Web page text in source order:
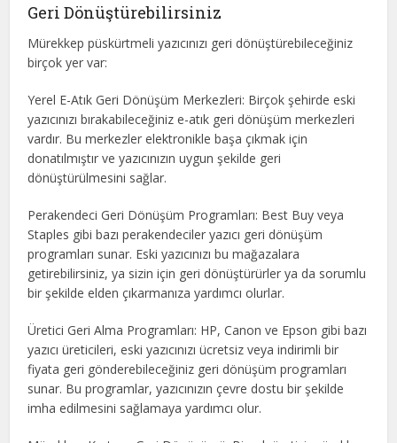
Geri Dönüştürebilirsiniz
Mürekkep püskürtmeli yazıcınızı geri dönüştürebileceğiniz
birçok yer var:
Yerel E-Atık Geri Dönüşüm Merkezleri: Birçok şehirde eski
yazıcınızı bırakabileceğiniz e-atık geri dönüşüm merkezleri
vardır. Bu merkezler elektronikle başa çıkmak için
donatılmıştır ve yazıcınızın uygun şekilde geri
dönüştürülmesini sağlar.
Perakendeci Geri Dönüşüm Programları: Best Buy veya
Staples gibi bazı perakendeciler yazıcı geri dönüşüm
programları sunar. Eski yazıcınızı bu mağazalara
getirebilirsiniz, ya sizin için geri dönüştürürler ya da sorumlu
bir şekilde elden çıkarmanıza yardımcı olurlar.
Üretici Geri Alma Programları: HP, Canon ve Epson gibi bazı
yazıcı üreticileri, eski yazıcınızı ücretsiz veya indirimli bir
fiyata geri gönderebileceğiniz geri dönüşüm programları
sunar. Bu programlar, yazıcınızın çevre dostu bir şekilde
imha edilmesini sağlamaya yardımcı olur.